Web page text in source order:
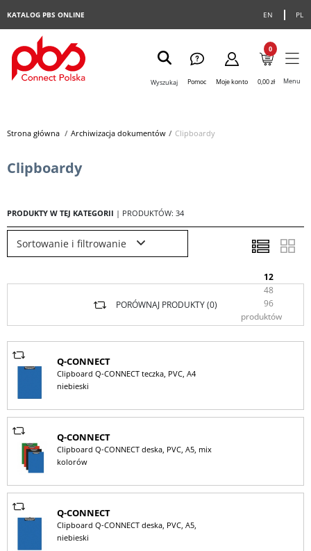
EN PL
KATALOG PBS ONLINE
Wyszukaj Pomoc Moje konto
0
0,00 zł Menu
Strona główna> Archiwizacja dokumentów> Clipboardy
Clipboardy
PRODUKTY W TEJ KATEGORII | PRODUKTÓW: 34
Sortowanie i filtrowanie
12
48
96
produktów
PORÓWNAJ PRODUKTY (0)
Q-CONNECT
Clipboard Q-CONNECT teczka, PVC, A4
niebieski
Q-CONNECT
Clipboard Q-CONNECT deska, PVC, A5, mix
kolorów
Q-CONNECT
Clipboard Q-CONNECT deska, PVC, A5,
niebieski